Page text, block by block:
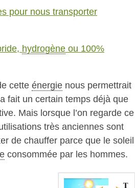
pour nous transporter
hydrogène ou 100%
cette énergie nous permettrait
fait un certain temps déjà que
Mais lorsque l’on regarde ce
très anciennes sont
de chauffer parce que le soleil
consommée par les hommes.